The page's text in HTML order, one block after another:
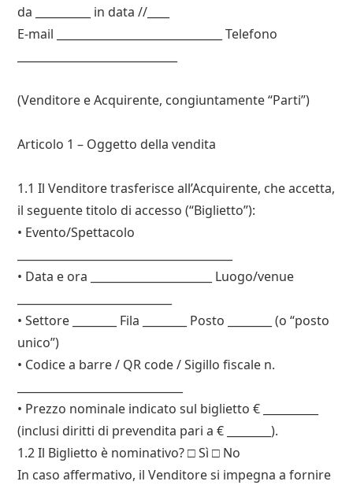
da __________ in data //____
E-mail ______________________________ Telefono
(Venditore e Acquirente, congiuntamente “Parti”)
Articolo 1 – Oggetto della vendita
1.1 Il Venditore trasferisce all’Acquirente, che accetta,
il seguente titolo di accesso (“Biglietto”):
• Evento/Spettacolo
• Data e ora ______________________ Luogo/venue
• Settore ________ Fila ________ Posto ________ (o “posto
unico”)
• Codice a barre / QR code / Sigillo fiscale n.
• Prezzo nominale indicato sul biglietto € __________
(inclusi diritti di prevendita pari a € ________).
1.2 Il Biglietto è nominativo? □ Sì □ No
In caso affermativo, il Venditore si impegna a fornire